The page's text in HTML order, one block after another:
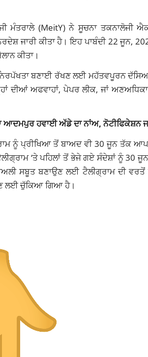
ਮੰਤਰਾਲੇ (MeitY) ਨੇ ਸੂਚਨਾ ਤਕਨਾਲੋਜੀ
ਜਾਰੀ ਕੀਤਾ ਹੈ। ਇਹ ਪਾਬੰਦੀ 22 ਜੂਨ,
ਕੀਤਾ।
ਬਣਾਈ ਰੱਖਣ ਲਈ ਮਹੱਤਵਪੂਰਨ
ਦੀਆਂ ਅਫਵਾਹਾਂ, ਪੇਪਰ ਲੀਕ, ਜਾਂ
ਹਵਾਈ ਅੱਡੇ ਦਾ ਨਾਂਅ, ਨੋਟੀਫਿਕੇਸ਼ਨ
ਨੂੰ ਪ੍ਰੀਖਿਆ ਤੋਂ ਬਾਅਦ ਵੀ 30 ਜੂਨ ਤੱਕ
‘ਤੇ ਪਹਿਲਾਂ ਤੋਂ ਭੇਜੇ ਗਏ ਸੰਦੇਸ਼ਾਂ ਨੂੰ 30 ਜੂਨ
ਸਬੂਤ ਬਣਾਉਣ ਲਈ ਟੈਲੀਗ੍ਰਾਮ ਦੀ
ਲਈ ਚੁੱਕਿਆ ਗਿਆ ਹੈ।